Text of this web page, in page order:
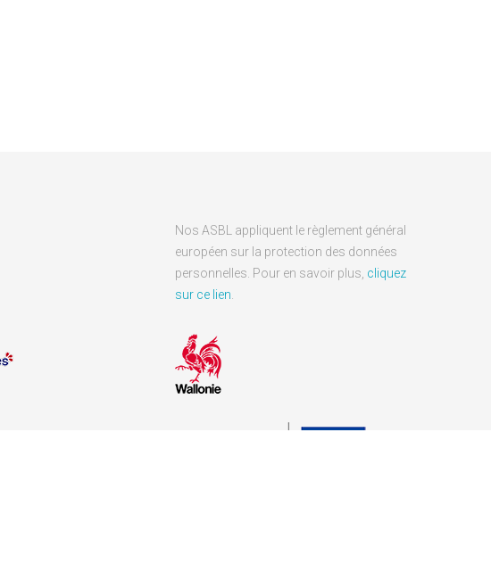
Nos ASBL appliquent le règlement général
européen sur la protection des données
personnelles. Pour en savoir plus, cliquez
sur ce lien